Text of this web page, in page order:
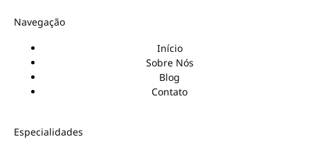
Navegação
Início
Sobre Nós
Blog
Contato
Especialidades